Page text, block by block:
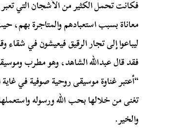
فكانت تحمل الكثير من الأشجان التي
معاناة بسبب استعبادهم والمتاجرة
ليباعوا إلى تجار الرقيق فيعيشون في شقاء
فقد قال عبدالله الشاهد، وهو مطرب
“أعتبر غناوة موسيقى روحية صوفية في غاية
تغنى من خلالها بحب الله ورسوله
والخير.